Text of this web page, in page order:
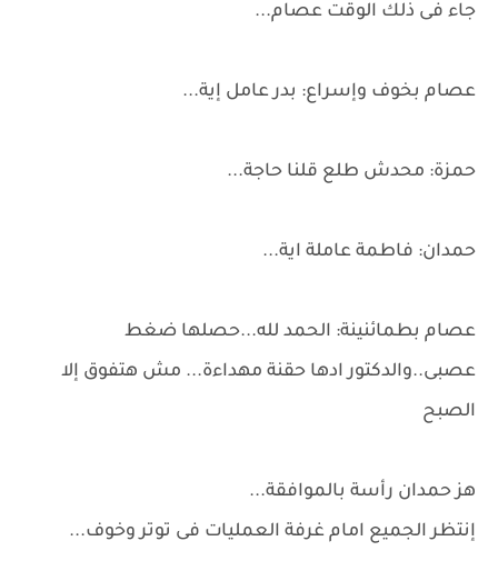
جاء فى ذلك الوقت عصام...
عصام بخوف وإسراع: بدر عامل إية...
حمزة: محدش طلع قلنا حاجة...
حمدان: فاطمة عاملة اية...
عصام بطمائنينة: الحمد لله...حصلها ضغط
عصبى..والدكتور ادها حقنة مهداءة... مش هتفوق إلا
الصبح
هز حمدان رأسة بالموافقة...
إنتظر الجميع امام غرفة العمليات فى توتر وخوف...